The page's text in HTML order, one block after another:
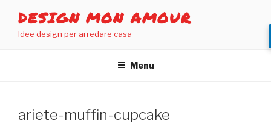
contenuto
DESIGN MON AMOUR
Idee design per arredare casa
Menu
ariete-muffin-cupcake